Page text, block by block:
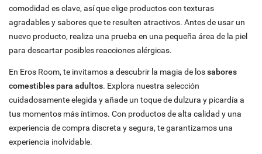
comodidad es clave, así que elige productos con texturas
agradables y sabores que te resulten atractivos. Antes de usar un
nuevo producto, realiza una prueba en una pequeña área de la piel
para descartar posibles reacciones alérgicas.
En Eros Room, te invitamos a descubrir la magia de lossabores
comestibles para adultos. Explora nuestra selección
cuidadosamente elegida y añade un toque de dulzura y picardía a
tus momentos más íntimos. Con productos de alta calidad y una
experiencia de compra discreta y segura, te garantizamos una
experiencia inolvidable.